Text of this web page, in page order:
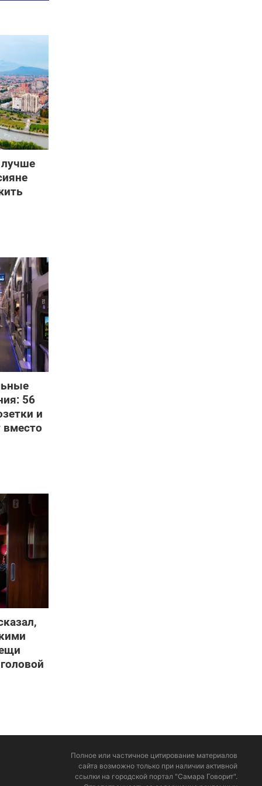
лучше
56
и
Полное или частичное цитирование материалов
сайта возможно только при наличии активной
ссылки на городской портал "Самара Говорит".